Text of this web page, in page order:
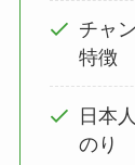
チャ
特徴
日本
のり